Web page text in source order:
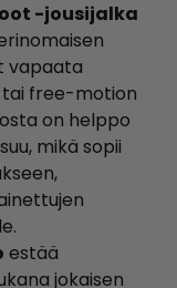
-jousijalka
vapaata
tai free-motion
on helppo
mikä sopii
estää
jokaisen